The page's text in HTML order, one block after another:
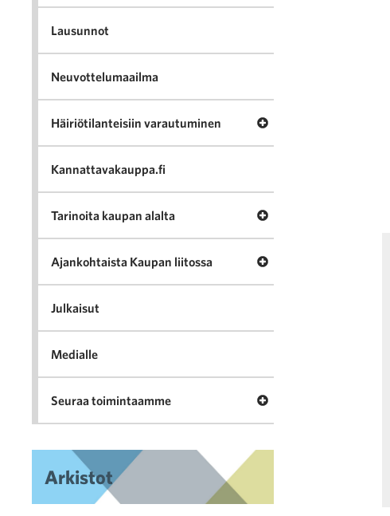
Lausunnot
Neuvottelumaailma
Häiriötilanteisiin varautuminen Avaa valikko
Kannattavakauppa.fi
Tarinoita kaupan alalta Avaa valikko Tarinoita
Ajankohtaista Kaupan liitossa Avaa valikko
Julkaisut
Medialle
Seuraa toimintaamme Avaa valikko Seuraa
Arkistot